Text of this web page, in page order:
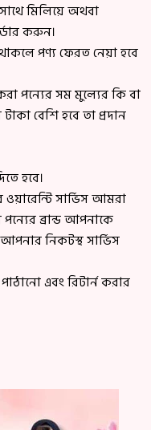
মিলিয়ে অথবা
করুন।
পণ্য ফেরত নেয়া হবে
পন্যের সম মুল্যের কি বা
বেশি হবে তা প্রদান
হবে।
সার্ভিস আমরা
ব্রান্ড আপনাকে
আপনার নিকটস্থ সার্ভিস
এবং রিটার্ন করার